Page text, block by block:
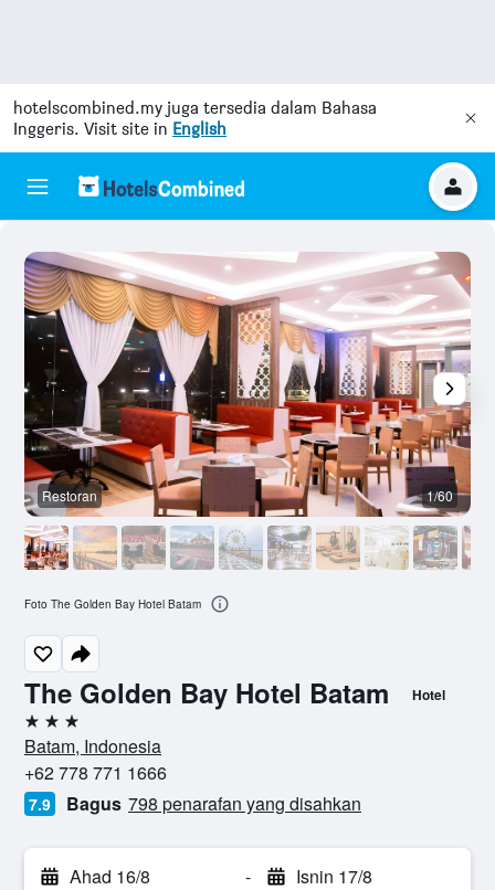
hotelscombined.my juga tersedia dalam Bahasa
Inggeris. Visit site in English
The Golden Bay Hotel Batam Hotel
3 bintang
Batam, Indonesia
+62 778 771 1666
7.9 Bagus 798 penarafan yang disahkan
Ahad 16/8 - Isnin 17/8
Restoran 1/60
Foto The Golden Bay Hotel Batam